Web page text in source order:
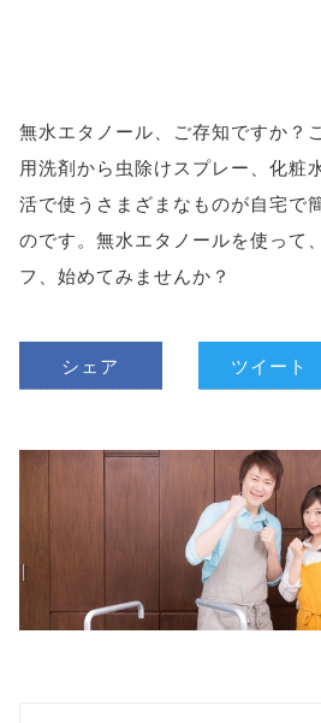
無水エタノール、ご存知ですか？
用洗剤から虫除けスプレー、化粧
活で使うさまざまなものが自宅で
のです。無水エタノールを使って
フ、始めてみませんか？
シェア ツイート